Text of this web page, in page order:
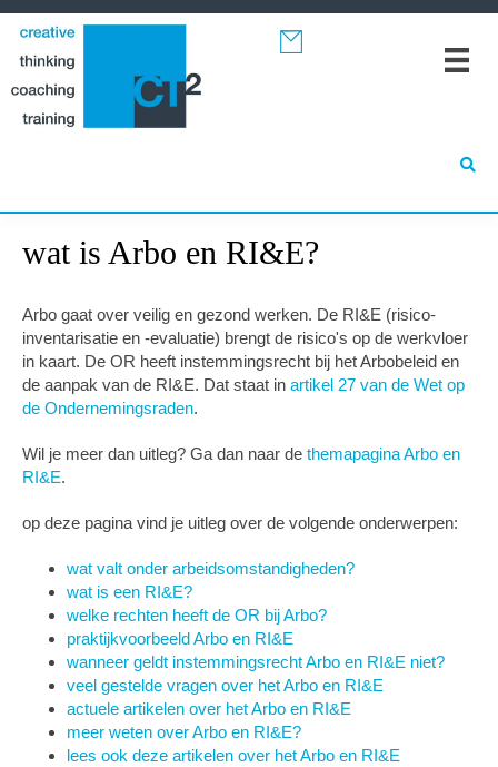
Spring
naar
hoofdnavigatie
Door
naar
Spring
naar
wat is Arbo en RI&E?
Arbo gaat over veilig en gezond werken. De RI&E (risico-
inventarisatie en -evaluatie) brengt de risico's op de werkvloer
in kaart. De OR heeft instemmingsrecht bij het Arbobeleid en
de aanpak van de RI&E. Dat staat in artikel 27 van de Wet op
de Ondernemingsraden.
Wil je meer dan uitleg? Ga dan naar de themapagina Arbo en
RI&E.
op deze pagina vind je uitleg over de volgende onderwerpen:
wat valt onder arbeidsomstandigheden?
wat is een RI&E?
welke rechten heeft de OR bij Arbo?
praktijkvoorbeeld Arbo en RI&E
wanneer geldt instemmingsrecht Arbo en RI&E niet?
veel gestelde vragen over het Arbo en RI&E
actuele artikelen over het Arbo en RI&E
meer weten over Arbo en RI&E?
lees ook deze artikelen over het Arbo en RI&E